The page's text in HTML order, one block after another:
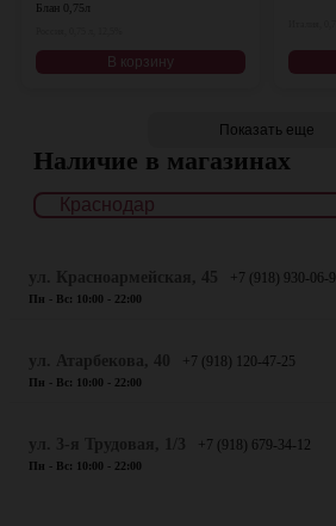
Блан 0,75л
В корзину
Показать еще
Наличие в магазинах
+7 (918) 930-06-90
Пн - Вс: 10:00 - 22:00
+7 (918) 120-47-25
Пн - Вс: 10:00 - 22:00
+7 (918) 679-34-12
Пн - Вс: 10:00 - 22:00